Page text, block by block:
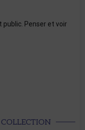
Penser et voir